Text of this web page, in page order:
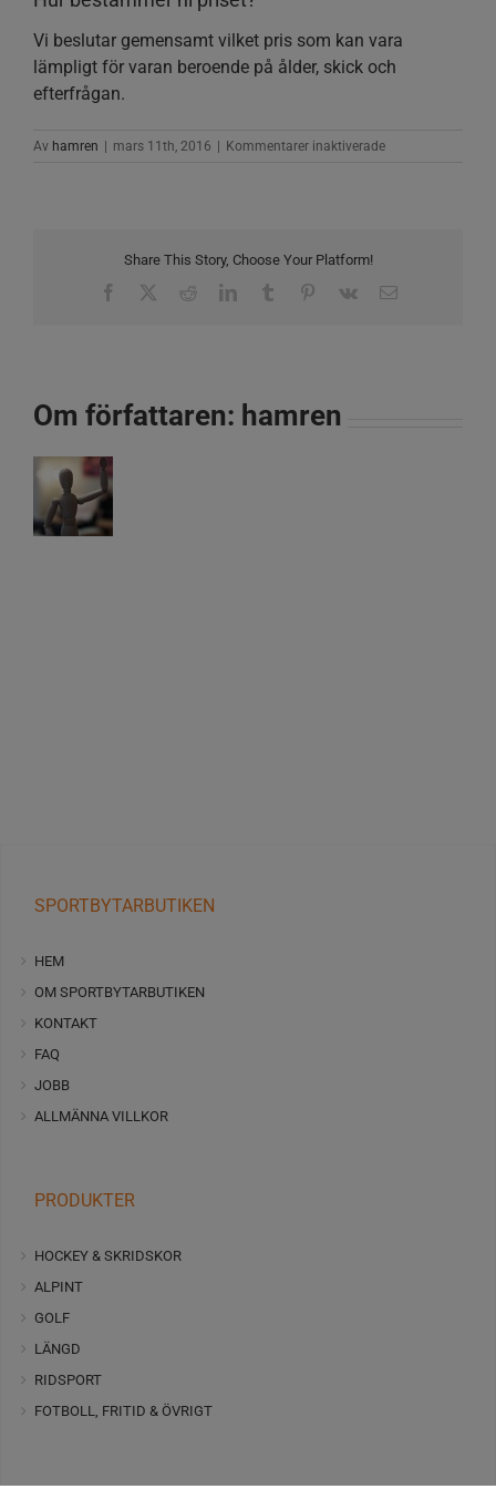
Vi beslutar gemensamt vilket pris som kan vara
lämpligt för varan beroende på ålder, skick och
efterfrågan.
Av hamren mars 11th, 2016 Kommentarer inaktiveradeför
Share This Story, Choose Your Platform!
Facebook RedditLinkedInTumblr Pinterest
Vk
E-
Om författaren: hamren
SPORTBYTARBUTIKEN
HEM
OM SPORTBYTARBUTIKEN
KONTAKT
FAQ
JOBB
ALLMÄNNA VILLKOR
PRODUKTER
HOCKEY & SKRIDSKOR
ALPINT
GOLF
LÄNGD
RIDSPORT
FOTBOLL, FRITID & ÖVRIGT